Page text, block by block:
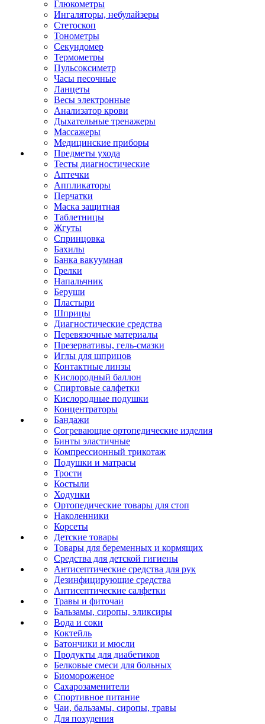
Глюкометры
Ингаляторы, небулайзеры
Стетоскоп
Тонометры
Секундомер
Термометры
Пульсоксиметр
Часы песочные
Ланцеты
Весы электронные
Анализатор крови
Дыхательные тренажеры
Массажеры
Медицинские приборы
Предметы ухода
Тесты диагностические
Аптечки
Аппликаторы
Перчатки
Маска защитная
Таблетницы
Жгуты
Спринцовка
Бахилы
Банка вакуумная
Грелки
Напальчник
Беруши
Пластыри
Шприцы
Диагностические средства
Перевязочные материалы
Презервативы, гель-смазки
Иглы для шприцов
Контактные линзы
Кислородный баллон
Спиртовые салфетки
Кислородные подушки
Концентраторы
Бандажи
Согревающие ортопедические изделия
Бинты эластичные
Компрессионный трикотаж
Подушки и матрасы
Трости
Костыли
Ходунки
Ортопедические товары для стоп
Наколенники
Корсеты
Детские товары
Товары для беременных и кормящих
Средства для детской гигиены
Антисептические средства для рук
Дезинфицирующие средства
Антисептические салфетки
Травы и фиточаи
Бальзамы, сиропы, эликсиры
Вода и соки
Коктейль
Батончики и мюсли
Продукты для диабетиков
Белковые смеси для больных
Биомороженое
Сахарозаменители
Спортивное питание
Чаи, бальзамы, сиропы, травы
Для похудения